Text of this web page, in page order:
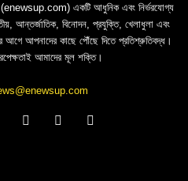
একটি আধুনিক এবং নির্ভরযোগ্য
আন্তর্জাতিক, বিনোদন, প্রযুক্তি, খেলাধুলা এবং
আগে আপনাদের কাছে পৌঁছে দিতে প্রতিশ্রুতিবদ্ধ।
আমাদের মূল শক্তি।